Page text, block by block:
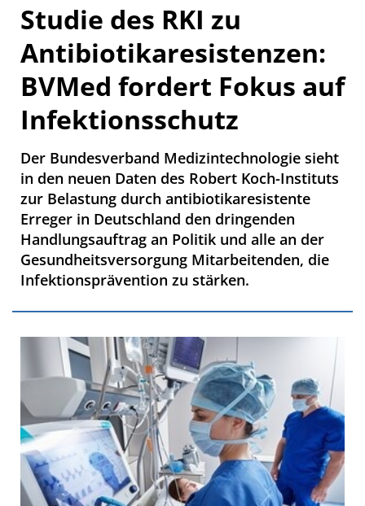
Studie des RKI zu
Antibiotikaresistenzen:
BVMed fordert Fokus auf
Infektionsschutz
Der Bundesverband Medizintechnologie sieht
in den neuen Daten des Robert Koch-Instituts
zur Belastung durch antibiotikaresistente
Erreger in Deutschland den dringenden
Handlungsauftrag an Politik und alle an der
Gesundheitsversorgung Mitarbeitenden, die
Infektionsprävention zu stärken.